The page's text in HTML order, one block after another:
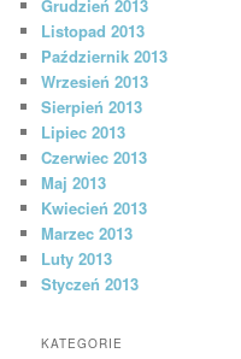
Grudzień 2013
Listopad 2013
Październik 2013
Wrzesień 2013
Sierpień 2013
Lipiec 2013
Czerwiec 2013
Maj 2013
Kwiecień 2013
Marzec 2013
Luty 2013
Styczeń 2013
KATEGORIE